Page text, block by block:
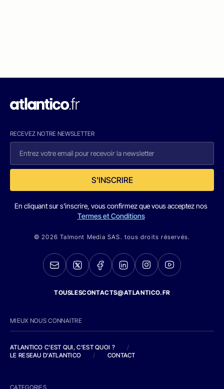
RECEVEZ NOTRE NEWSLETTER
S'INSCRIRE
En cliquant sur s'inscrire, vous confirmez que vous acceptez nos
Termes et Conditions
© 2026 Talmont Media SAS. tous droits réservés.
TOUSLESCONTACTS@ATLANTICO.FR
MIEUX NOUS CONNAITRE
ATLANTICO C'EST QUI, C'EST QUOI ?
/
LE RESEAU D'ATLANTICO
/ CONTACT
CATEGORIES